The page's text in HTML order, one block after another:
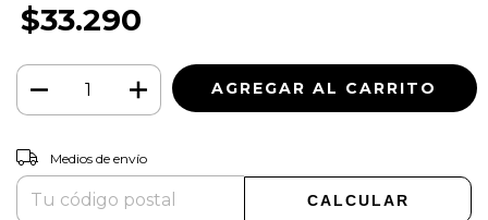
$33.290
Entregas para el CP:
Medios de envío
CALCULAR